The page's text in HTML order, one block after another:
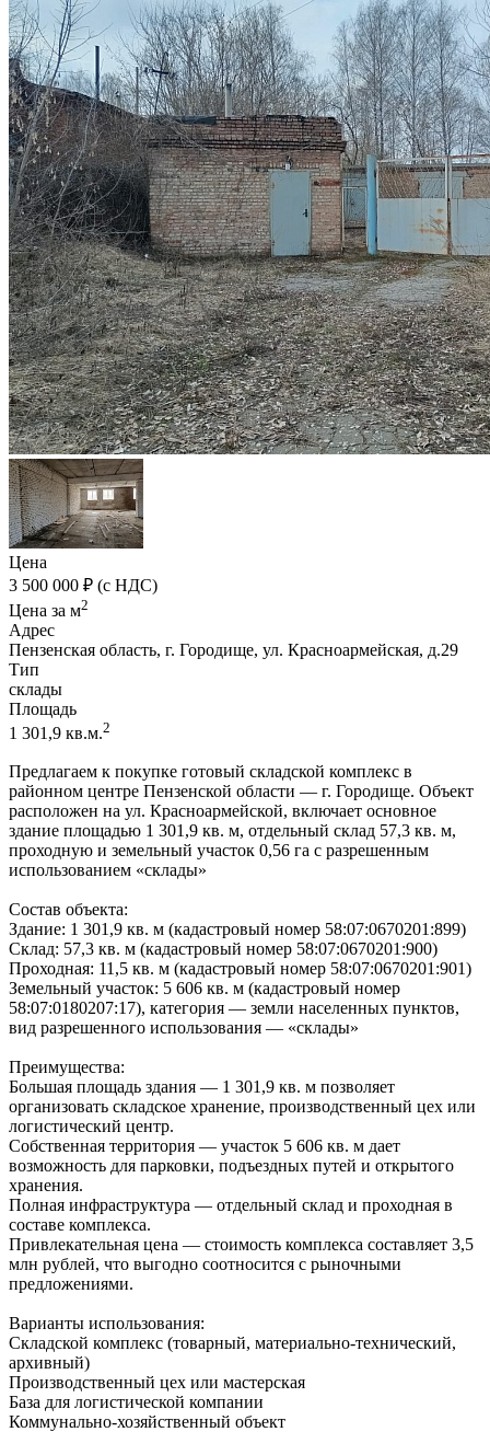
Цена
3 500 000 ₽ (с НДС)
Цена за м2
Адрес
Пензенская область, г. Городище, ул. Красноармейская, д.29
Тип
склады
Площадь
1 301,9 кв.м.2
Предлагаем к покупке готовый складской комплекс в
районном центре Пензенской области — г. Городище. Объект
расположен на ул. Красноармейской, включает основное
здание площадью 1 301,9 кв. м, отдельный склад 57,3 кв. м,
проходную и земельный участок 0,56 га с разрешенным
использованием «склады»
Состав объекта:
Здание: 1 301,9 кв. м (кадастровый номер 58:07:0670201:899)
Склад: 57,3 кв. м (кадастровый номер 58:07:0670201:900)
Проходная: 11,5 кв. м (кадастровый номер 58:07:0670201:901)
Земельный участок: 5 606 кв. м (кадастровый номер
58:07:0180207:17), категория — земли населенных пунктов,
вид разрешенного использования — «склады»
Преимущества:
Большая площадь здания — 1 301,9 кв. м позволяет
организовать складское хранение, производственный цех или
логистический центр.
Собственная территория — участок 5 606 кв. м дает
возможность для парковки, подъездных путей и открытого
хранения.
Полная инфраструктура — отдельный склад и проходная в
составе комплекса.
Привлекательная цена — стоимость комплекса составляет 3,5
млн рублей, что выгодно соотносится с рыночными
предложениями.
Варианты использования:
Складской комплекс (товарный, материально-технический,
архивный)
Производственный цех или мастерская
База для логистической компании
Коммунально-хозяйственный объект